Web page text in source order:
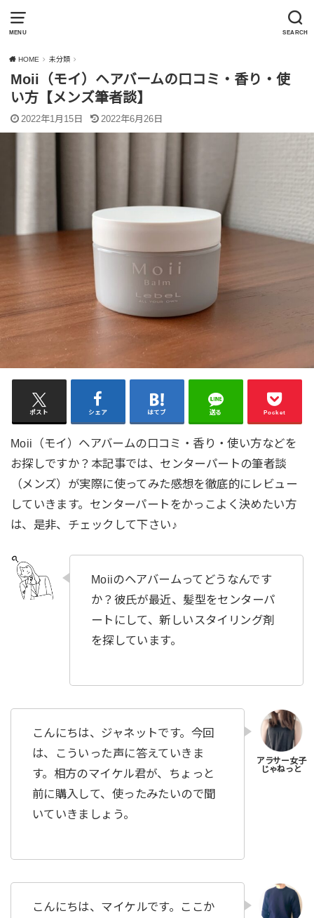
MENU SEARCH
HOME 未分類
Moii（モイ）ヘアバームの口コミ・香り・使
い方【メンズ筆者談】
2022年1月15日 2022年6月26日
ポスト シェア はてブ 送る Pocket
Moii（モイ）ヘアバームの口コミ・香り・使い方などを
お探しですか？本記事では、センターパートの筆者談
（メンズ）が実際に使ってみた感想を徹底的にレビュー
していきます。センターパートをかっこよく決めたい方
は、是非、チェックして下さい♪
Moiiのヘアバームってどうなんです
か？彼氏が最近、髪型をセンターパ
ートにして、新しいスタイリング剤
を探しています。
こんにちは、ジャネットです。今回
は、こういった声に答えていきま
す。相方のマイケル君が、ちょっと
前に購入して、使ったみたいので聞
いていきましょう。
こんにちは、マイケルです。ここか